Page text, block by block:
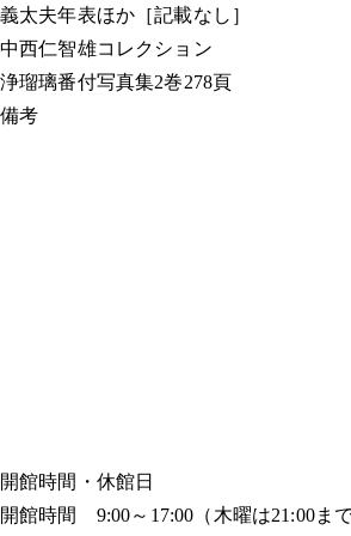
義太夫年表ほか ［記載なし］
中西仁智雄コレクション
浄瑠璃番付写真集2巻278頁
備考
開館時間・休館日
開館時間 9:00～17:00（木曜は21:00まで